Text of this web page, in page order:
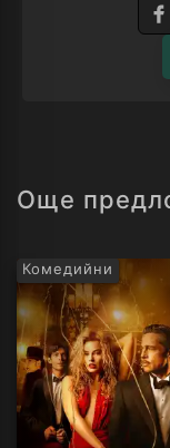
Още
Комедийни